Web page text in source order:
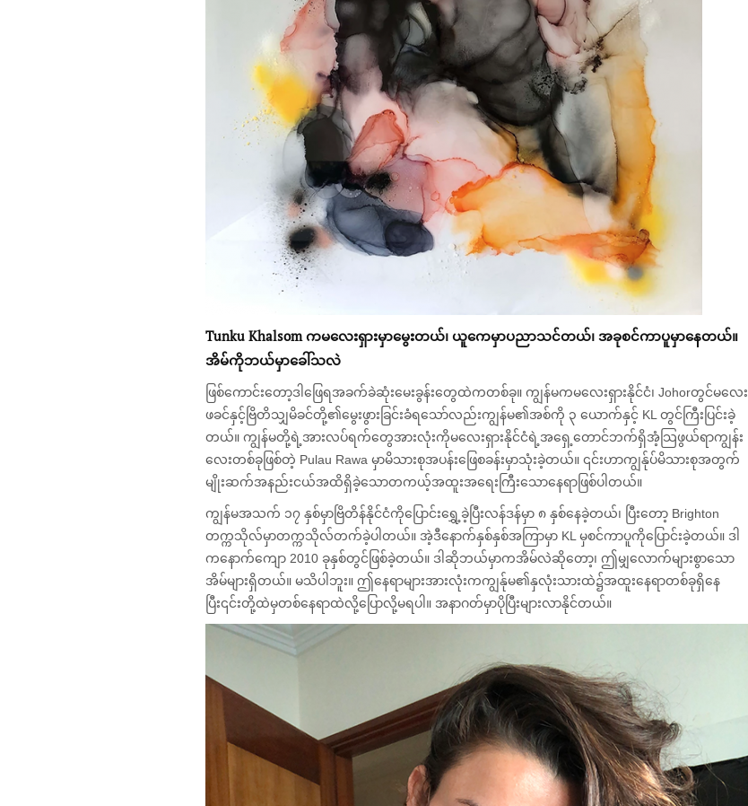
Tunku Khalsomကမလေးရှားမှာမွေးတယ်၊ ယူကေမှာပညာသင်တယ်၊ အခုစင်ကာပူမှာနေတယ်။
အိမ်ကိုဘယ်မှာခေါ်သလဲ
ဖြစ်ကောင်းတော့ဒါဖြေရအခက်ခဲဆုံးမေးခွန်းတွေထဲကတစ်ခု။ ကျွန်မကမလေးရှားနိုင်ငံ၊ Johorတွင်မလေး
ဖခင်နှင့်ဗြိတိသျှမိခင်တို့၏မွေးဖွားခြင်းခံရသော်လည်းကျွန်မ၏အစ်ကို ၃ ယောက်နှင့် KL တွင်ကြီးပြင်းခဲ့
တယ်။ ကျွန်မတို့ရဲ့အားလပ်ရက်တွေအားလုံးကိုမလေးရှားနိုင်ငံရဲ့အရှေ့တောင်ဘက်ရှိအံ့သြဖွယ်ရာကျွန်း
လေးတစ်ခုဖြစ်တဲ့ Pulau Rawa မှာမိသားစုအပန်းဖြေစခန်းမှာသုံးခဲ့တယ်။ ၎င်းဟာကျွန်ုပ်မိသားစုအတွက်
မျိုးဆက်အနည်းငယ်အထိရှိခဲ့သောတကယ့်အထူးအရေးကြီးသောနေရာဖြစ်ပါတယ်။
ကျွန်မအသက် ၁၇ နှစ်မှာဗြိတိန်နိုင်ငံကိုပြောင်းရွှေ့ခဲ့ပြီးလန်ဒန်မှာ ၈ နှစ်နေခဲ့တယ်၊ ပြီးတော့ Brighton
တက္ကသိုလ်မှာတက္ကသိုလ်တက်ခဲ့ပါတယ်။ အဲ့ဒီနောက်နှစ်နှစ်အကြာမှာ KL မှစင်ကာပူကိုပြောင်းခဲ့တယ်။ ဒါ
ကနောက်ကျော 2010 ခုနှစ်တွင်ဖြစ်ခဲ့တယ်။ ဒါဆိုဘယ်မှာကအိမ်လဲဆိုတော့၊ ဤမျှလောက်များစွာသော
အိမ်များရှိတယ်။ မသိပါဘူး။ ဤနေရာများအားလုံးကကျွန်ုမ၏နှလုံးသားထဲ၌အထူးနေရာတစ်ခုရှိနေ
ပြီး၎င်းတို့ထဲမှတစ်နေရာထဲလို့ပြောလို့မရပါ။ အနာဂတ်မှာပိုပြီးများလာနိုင်တယ်။